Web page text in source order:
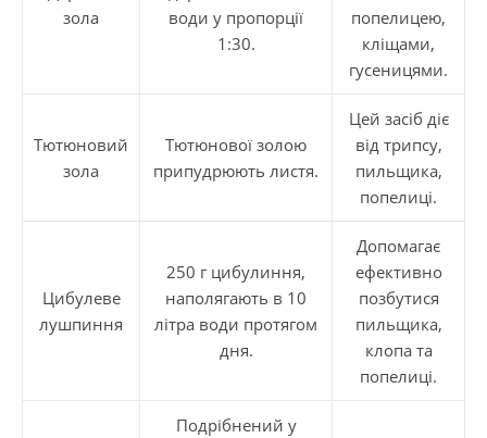
зола
води у пропорції
1:30.
попелицею,
кліщами,
гусеницями.
Тютюновий
зола
Тютюнової золою
припудрюють листя.
Цей засіб діє
від трипсу,
пильщика,
попелиці.
Цибулеве
лушпиння
250 г цибулиння,
наполягають в 10
літра води протягом
дня.
Допомагає
ефективно
позбутися
пильщика,
клопа та
попелиці.
Подрібнений у